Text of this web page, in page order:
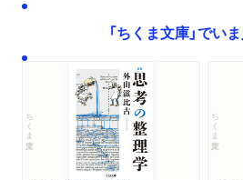
「ちくま文庫」でい
ちくま文庫 ちくま文庫